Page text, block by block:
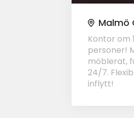
Malmö
Kontor om
personer!
möblerat,
24/7.
inflytt!